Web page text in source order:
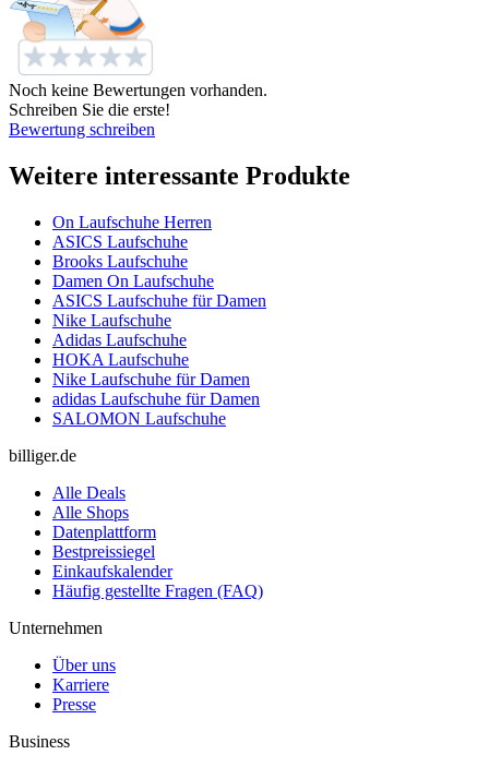
Noch keine Bewertungen vorhanden.
Schreiben Sie die erste!
Bewertung schreiben
Weitere interessante Produkte
On Laufschuhe Herren
ASICS Laufschuhe
Brooks Laufschuhe
Damen On Laufschuhe
ASICS Laufschuhe für Damen
Nike Laufschuhe
Adidas Laufschuhe
HOKA Laufschuhe
Nike Laufschuhe für Damen
adidas Laufschuhe für Damen
SALOMON Laufschuhe
billiger.de
Alle Deals
Alle Shops
Datenplattform
Bestpreissiegel
Einkaufskalender
Häufig gestellte Fragen (FAQ)
Unternehmen
Über uns
Karriere
Presse
Business